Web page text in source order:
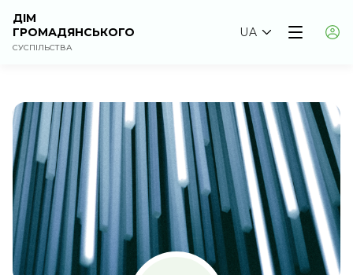
ДІМ
ГРОМАДЯНСЬКОГО
СУСПІЛЬСТВА
UA